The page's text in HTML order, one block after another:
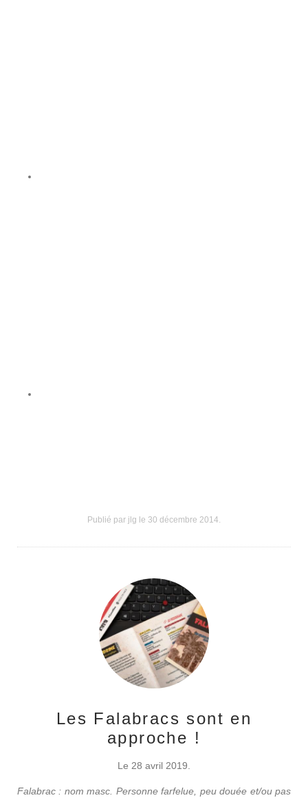
Publié par jlg le 30 décembre 2014
Les Falabracs sont en
approche !
Le 28 avril 2019.
Falabrac : nom masc. Personne farfelue, peu douée et/ou pas